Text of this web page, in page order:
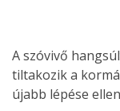
A szóvivő
tiltakozik a
újabb lépése